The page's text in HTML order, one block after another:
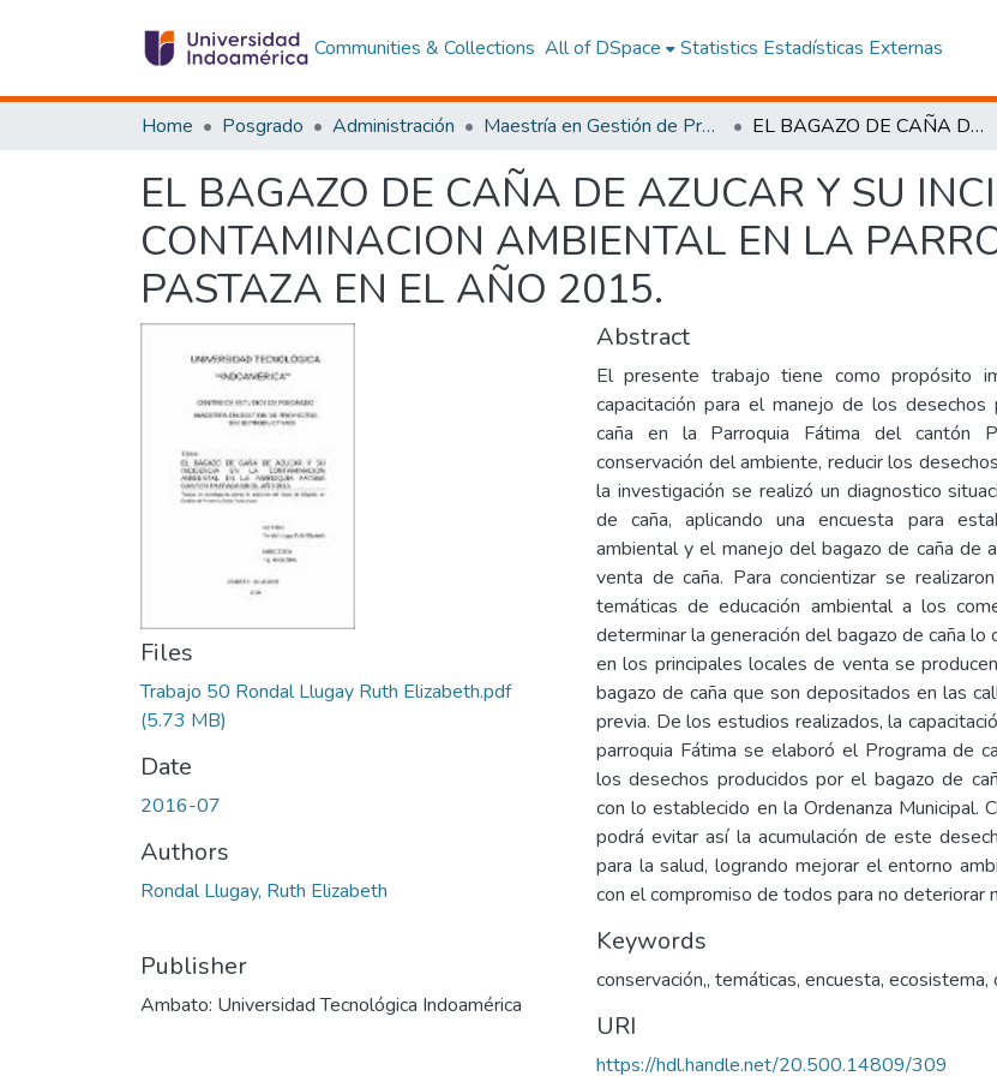
Communities & Collections All of DSpace Statistics Estadísticas Externas
Home Posgrado Administración Maestría en Gestión de Proyectos Socioproductivos EL BAGAZO DE CAÑA DE AZUCAR Y SU INCIDENCIA EN LA CONTAMINACION AMBIENTAL EN LA PARROQUIA FATIMA CANTON PASTAZA EN EL AÑO 2015.
EL BAGAZO DE CAÑA DE AZUCAR Y SU
CONTAMINACION AMBIENTAL EN LA
PASTAZA EN EL AÑO 2015.
Files
Trabajo 50 Rondal Llugay Ruth Elizabeth.pdf
(5.73 MB)
Date
2016-07
Authors
Rondal Llugay, Ruth Elizabeth
Publisher
Ambato: Universidad Tecnológica Indoamérica
Abstract
El presente trabajo tiene como propósito
capacitación para el manejo de los
caña en la Parroquia Fátima del cantón
conservación del ambiente, reducir los
la investigación se realizó un diagnostico
de caña, aplicando una encuesta para
ambiental y el manejo del bagazo de caña de
venta de caña. Para concientizar se
temáticas de educación ambiental a los
determinar la generación del bagazo de caña lo
en los principales locales de venta se
bagazo de caña que son depositados en las
previa. De los estudios realizados, la
parroquia Fátima se elaboró el Programa de
los desechos producidos por el bagazo de
con lo establecido en la Ordenanza Municipal.
podrá evitar así la acumulación de este
para la salud, logrando mejorar el entorno
con el compromiso de todos para no deteriorar
Keywords
conservación,, temáticas, encuesta, ecosistema,
URI
https://hdl.handle.net/20.500.14809/309